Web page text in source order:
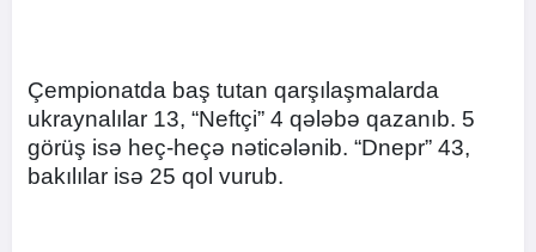
Çempionatda baş tutan qarşılaşmalarda
ukraynalılar 13, “Neftçi” 4 qələbə qazanıb. 5
görüş isə heç-heçə nəticələnib. “Dnepr” 43,
bakılılar isə 25 qol vurub.